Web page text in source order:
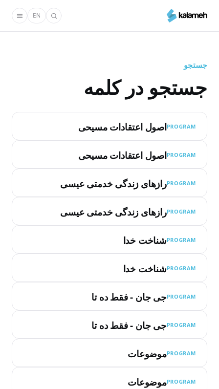
محتوای
EN
جستجو
جستجو در کلمه
PROGRAMاصول اعتقادات مسیحی
PROGRAMاصول اعتقادات مسیحی
PROGRAMرازهای زندگی خدمتی عیسی
PROGRAMرازهای زندگی خدمتی عیسی
PROGRAMشناخت خدا
PROGRAMشناخت خدا
PROGRAMجی جان - فقط ده تا
PROGRAMجی جان - فقط ده تا
PROGRAMموضوعات
PROGRAMموضوعات